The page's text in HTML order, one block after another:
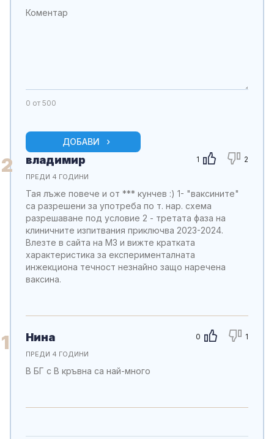
0 от 500
ДОБАВИ
2 1 2
владимир
ПРЕДИ 4 ГОДИНИ
Тая лъже повече и от *** кунчев :) 1- "ваксините"
са разрешени за употреба по т. нар. схема
разрешаване под условие 2 - третата фаза на
клиничните изпитвания приключва 2023-2024.
Влезте в сайта на МЗ и вижте кратката
характеристика за експерименталната
инжекциона течност незнайно защо наречена
ваксина.
1 0 1
Нина
ПРЕДИ 4 ГОДИНИ
В БГ с В кръвна са най-много